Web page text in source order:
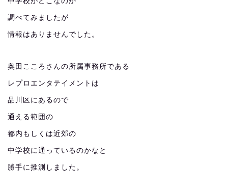
調べてみましたが
情報はありませんでした。
奥田こころさんの所属事務所である
レプロエンタテイメントは
品川区にあるので
通える範囲の
都内もしくは近郊の
中学校に通っているのかなと
勝手に推測しました。